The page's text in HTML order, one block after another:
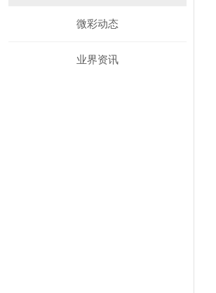
微彩动态
业界资讯